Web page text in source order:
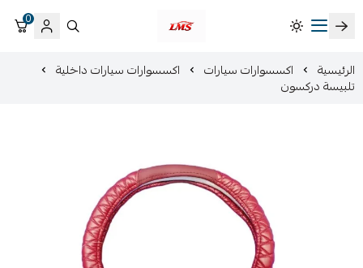
متجر لمسات الشرقية لزينة سيارات LMS
0
الرئيسية اكسسوارات سيارات اكسسوارات سيارات داخلية
تلبيسة دركسون